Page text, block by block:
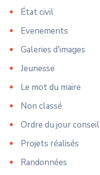
État civil
Evenements
Galeries d'images
Jeunesse
Le mot du maire
Non classé
Ordre du jour conseil
Projets réalisés
Randonnées